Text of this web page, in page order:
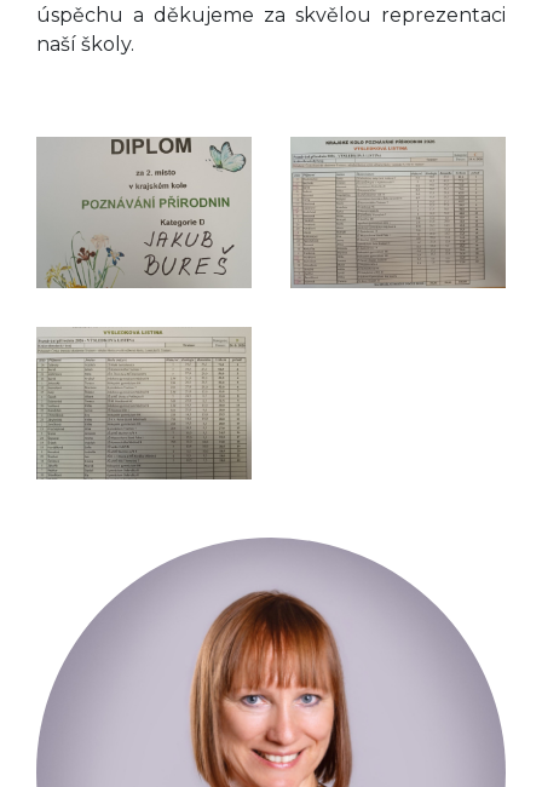
úspěchu a děkujeme za skvělou reprezentaci
naší školy.